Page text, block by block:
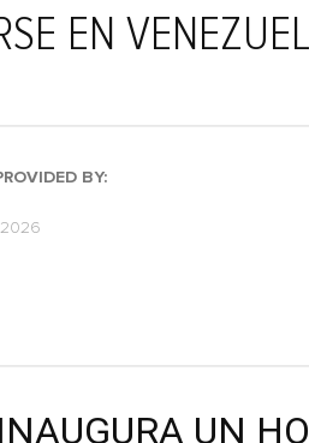
EN
BY:
2026
UN